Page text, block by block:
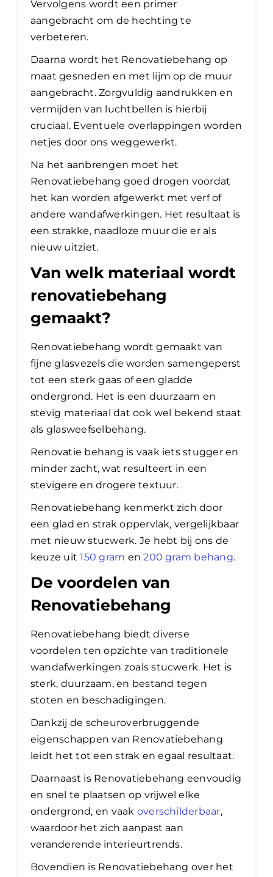
Vervolgens wordt een primer
aangebracht om de hechting te
verbeteren.
Daarna wordt het Renovatiebehang op
maat gesneden en met lijm op de muur
aangebracht. Zorgvuldig aandrukken en
vermijden van luchtbellen is hierbij
cruciaal. Eventuele overlappingen worden
netjes door ons weggewerkt.
Na het aanbrengen moet het
Renovatiebehang goed drogen voordat
het kan worden afgewerkt met verf of
andere wandafwerkingen. Het resultaat is
een strakke, naadloze muur die er als
nieuw uitziet.
Van welk materiaal wordt
renovatiebehang
gemaakt?
Renovatiebehang wordt gemaakt van
fijne glasvezels die worden samengeperst
tot een sterk gaas of een gladde
ondergrond. Het is een duurzaam en
stevig materiaal dat ook wel bekend staat
als glasweefselbehang.
Renovatie behang is vaak iets stugger en
minder zacht, wat resulteert in een
stevigere en drogere textuur.
Renovatiebehang kenmerkt zich door
een glad en strak oppervlak, vergelijkbaar
met nieuw stucwerk. Je hebt bij ons de
keuze uit150 gram en200 gram behang.
De voordelen van
Renovatiebehang
Renovatiebehang biedt diverse
voordelen ten opzichte van traditionele
wandafwerkingen zoals stucwerk. Het is
sterk, duurzaam, en bestand tegen
stoten en beschadigingen.
Dankzij de scheuroverbruggende
eigenschappen van Renovatiebehang
leidt het tot een strak en egaal resultaat.
Daarnaast is Renovatiebehang eenvoudig
en snel te plaatsen op vrijwel elke
ondergrond, en vaak overschilderbaar,
waardoor het zich aanpast aan
veranderende interieurtrends.
Bovendien is Renovatiebehang over het